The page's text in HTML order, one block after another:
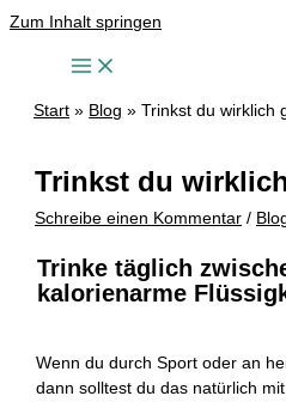
Zum Inhalt springen
Start Blog Trinkst du wirklich
Trinkst du
Schreibe einen Kommentar /
Trinke täglich
kalorienarme
Wenn du durch Sport oder an
dann solltest du das natürlich